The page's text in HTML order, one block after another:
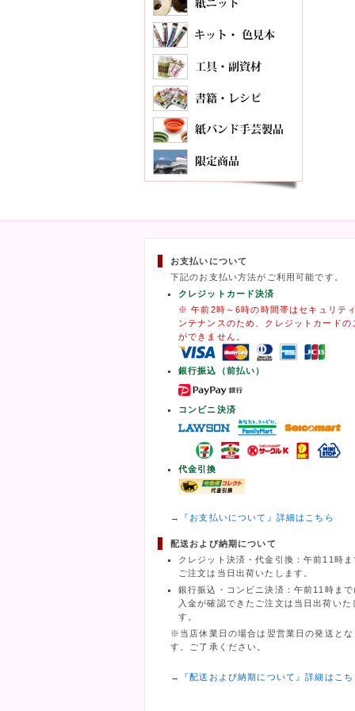
お支払いについて
下記のお支払い方法がご利用可能です。
クレジットカード決済
※ 午前2時～6時の時間帯はセキュリテ
ンテナンスのため、クレジットカードの
ができません。
銀行振込（前払い）
コンビニ決済
代金引換
→ 『お支払いについて』詳細はこちら
配送および納期について
クレジット決済・代金引換：午前11時
ご注文は当日出荷いたします。
銀行振込・コンビニ決済：午前11時まで
入金が確認できたご注文は当日出荷いた
す。
※当店休業日の場合は翌営業日の発送とな
す。ご了承ください。
→ 『配送および納期について』詳細はこ